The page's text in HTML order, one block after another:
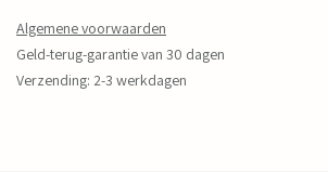
Algemene voorwaarden
Geld-terug-garantie van 30 dagen
Verzending: 2-3 werkdagen